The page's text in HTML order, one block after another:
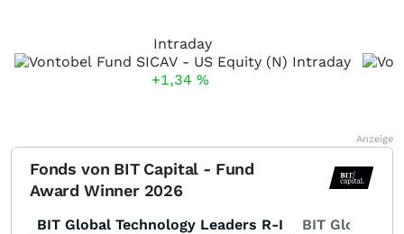
Intraday
+1,34 %
Anzeige
Fonds von BIT Capital - Fund
Award Winner 2026
BIT Global Technology Leaders R-I BIT Global